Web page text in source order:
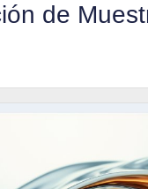
de